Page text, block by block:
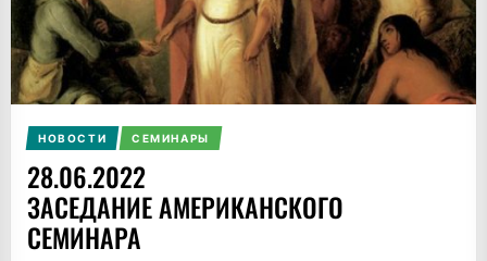
НОВОСТИ СЕМИНАРЫ
28.06.2022
ЗАСЕДАНИЕ АМЕРИКАНСКОГО
СЕМИНАРА